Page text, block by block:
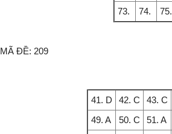
73.
74. 75.
MÃ ĐỀ: 209
41. D 42. C 43. C
49. A
50. C 51. A